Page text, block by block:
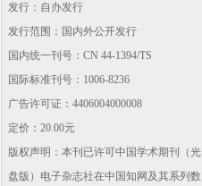
发行：自办发行
发行范围：国内外公开发行
国内统一刊号：CN 44-1394/TS
国际标准刊号：1006-8236
广告许可证：4406004000008
定价：20.00元
版权声明：本刊已许可中国学术期刊（光
盘版）电子杂志社在中国知网及其系列数